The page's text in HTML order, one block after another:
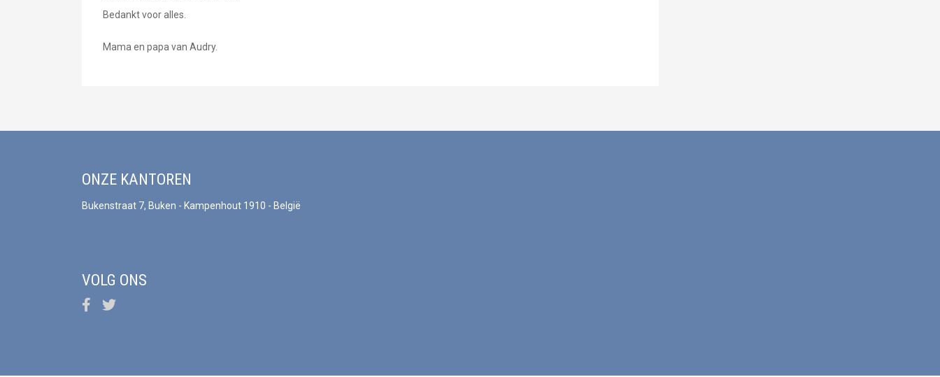
Bedankt voor alles.
Mama en papa van Audry.
ONZE KANTOREN
Bukenstraat 7, Buken - Kampenhout 1910 - België
VOLG ONS